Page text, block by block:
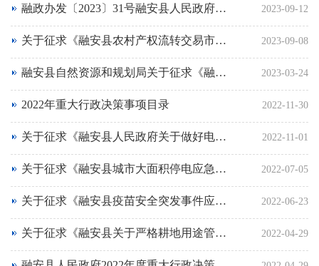
2023-09-12
融政办发〔2023〕31号融安县人民政府办公室关于公布《融安县人民政府2023年重大行政决策事项目录（第一批）》的通知
2023-09-08
关于征求《融安县农村产权流转交易市场管理办法（试行）》意见的公告
2023-03-24
融安县自然资源和规划局关于征求《融安县国土空间总体规划（2021—2035年）》 意见建议的公告
2022-11-30
2022年重大行政决策事项目录
2022-11-01
关于征求《融安县人民政府关于做好电力 线路保护区内高杆植物清理工作的通告 （征求意见稿）》意见的函
2022-07-05
关于征求《融安县城市大面积停电应急预案》意见的函
2022-06-23
关于征求《融安县疫苗安全突发事件应急预案（试行）（征求意见稿）》意见的通知
2022-04-29
关于征求《融安县关于严格耕地用途管制有关事项的公告（征求意见稿）》意见的函